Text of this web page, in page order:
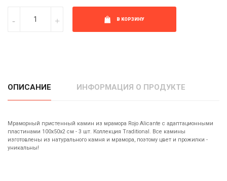
В КОРЗИНУ
ОПИСАНИЕ ИНФОРМАЦИЯ О ПРОДУКТЕ
Мраморный пристенный камин из мрамора Rojo Alicante с адаптационными
пластинами 100х50х2 см - 3 шт. Коллекция Traditional. Все камины
изготовлены из натурального камня и мрамора, поэтому цвет и прожилки -
уникальны!